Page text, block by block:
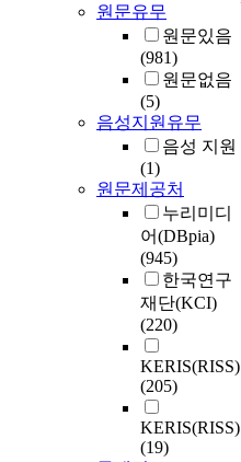
원문유무
원문있음
(981)
원문없음
(5)
음성지원유무
음성 지원
(1)
원문제공처
누리미디
어(DBpia)
(945)
한국연구
재단(KCI)
(220)
KERIS(RISS)
(205)
KERIS(RISS)
(19)